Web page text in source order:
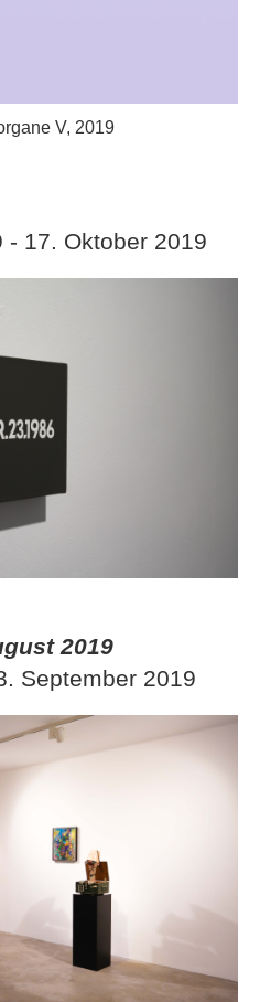
V, 2019
- 17. Oktober 2019
2019
September 2019